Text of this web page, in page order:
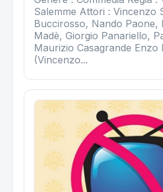
Salemme Attori : Vincenzo
Buccirosso, Nando Paone,
Madè, Giorgio Panariello,
Maurizio Casagrande Enzo
(Vincenzo...